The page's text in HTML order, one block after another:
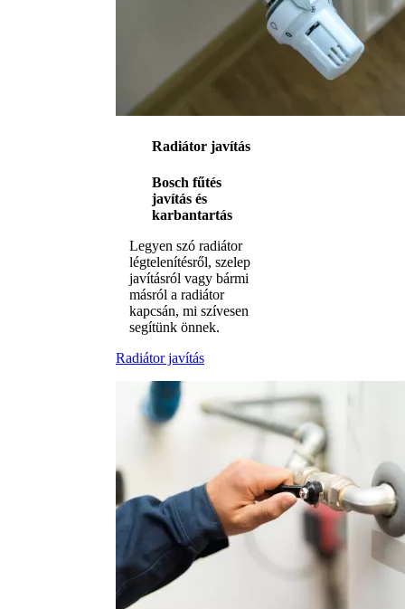
Radiátor javítás
Bosch fűtés
javítás és
karbantartás
Legyen szó radiátor
légtelenítésről, szelep
javításról vagy bármi
másról a radiátor
kapcsán, mi szívesen
segítünk önnek.
Radiátor javítás